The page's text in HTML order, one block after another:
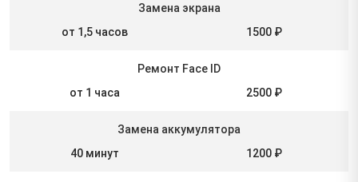
Замена экрана
от 1,5 часов
1500 ₽
Ремонт Face ID
от 1 часа
2500 ₽
Замена аккумулятора
40 минут
1200 ₽